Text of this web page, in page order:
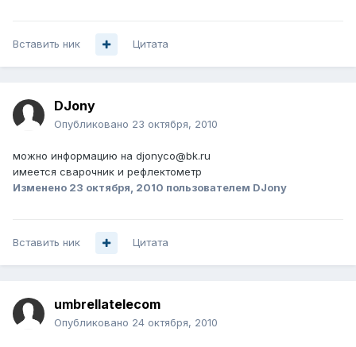
Вставить ник Цитата
DJony
Опубликовано 23 октября, 2010
можно информацию на djonyco@bk.ru
имеется сварочник и рефлектометр
Изменено 23 октября, 2010 пользователем DJony
Вставить ник Цитата
umbrellatelecom
Опубликовано 24 октября, 2010